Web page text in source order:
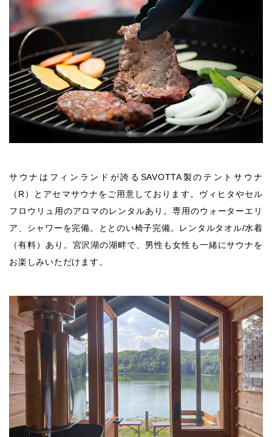
サウナはフィンランドが誇るSAVOTTA製のテントサウナ
（R）とアセマサウナをご用意しております。ヴィヒタやセル
フロウリュ用のアロマのレンタルあり。専用のウォーターエリ
ア、シャワーを完備。ととのい椅子完備。レンタルタオル/水着
（有料）あり。宮沢湖の湖畔で、男性も女性も一緒にサウナを
お楽しみいただけます。